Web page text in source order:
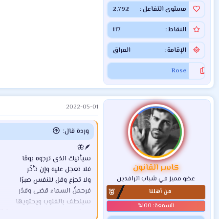
مستوى التفاعل 2,792
النقاط 117
الإقامة العراق
Rose
كاسر القانون
عضو مميز في شباب الرافدين
من أهلنا
2022-05-01
وردة قال:
🪶🦋
سيأتيك الذي ترجوه يومًا
فلا تعجل عليه وإن تأخّر
ولا تجزع وقل للنفس صبرًا
فرحمنُ السماء قضى وقدّر
سيلطف بالقلوب ويحتويها